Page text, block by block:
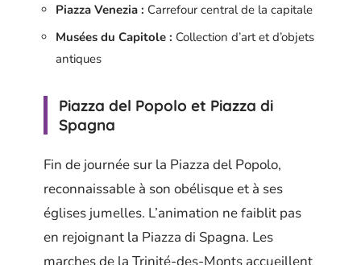
Piazza Venezia : Carrefour central de la capitale
Musées du Capitole : Collection d’art et d’objets
antiques
Piazza del Popolo et Piazza di
Spagna
Fin de journée sur la Piazza del Popolo,
reconnaissable à son obélisque et à ses
églises jumelles. L’animation ne faiblit pas
en rejoignant la Piazza di Spagna. Les
marches de la Trinité-des-Monts accueillent